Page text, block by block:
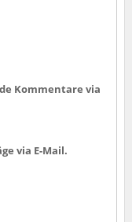
Kommentare via
via E-Mail.